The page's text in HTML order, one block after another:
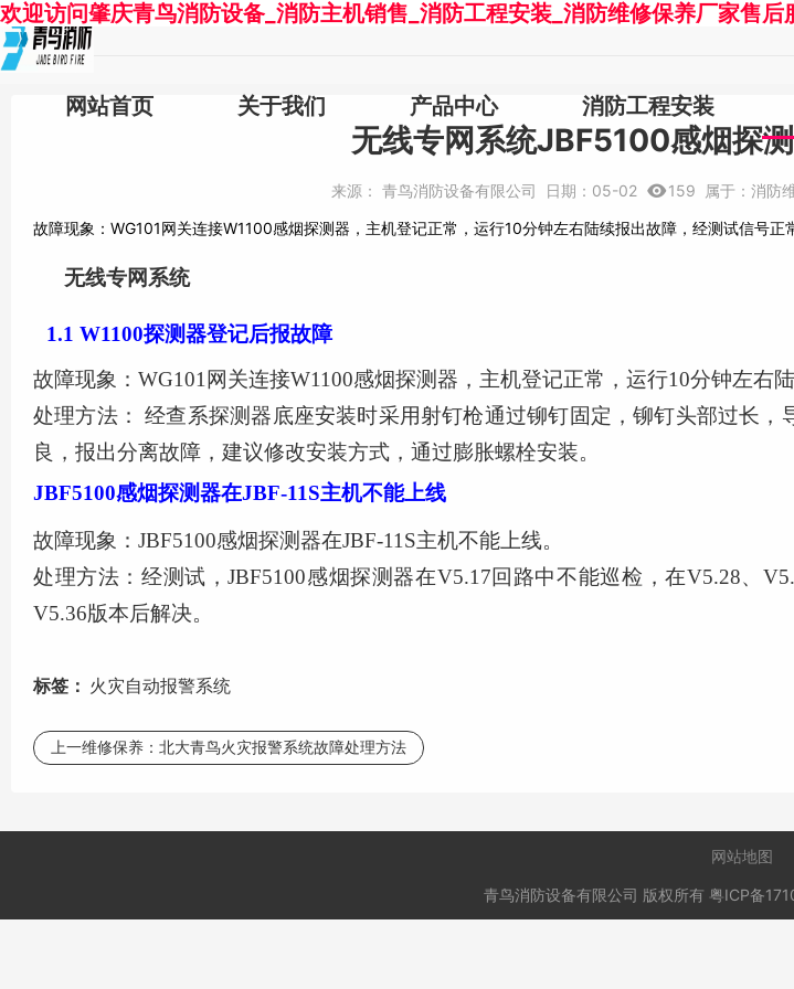
网站首页 关于我们 产品中心 消防工程安装
欢迎访问肇庆青鸟消防设备_消防主机销售_消防工程安装_消防维修保养厂家售后
无线专网系统JBF5100感烟探
来源： 青鸟消防设备有限公司 日期： 05-02 159 属于： 消防
故障现象：WG101网关连接W1100感烟探测器，主机登记正常，运行10分钟左右陆续报出故障，经测试信号正
无线专网系统
1.1 W1100探测器登记后报故障
故障现象： WG101网关连接W1100感烟探测器，主机登记正常，运行10分钟左右
处理方法：
经查系探测器底座安装时采用射钉枪通过铆钉固定，铆钉头部过长，
良，报出分离故障，建议修改安装方式，通过膨胀螺栓安装。
JBF5100感烟探测器在JBF-11S主机不能上线
故障现象： JBF5100感烟探测器在JBF-11S主机不能上线。
处理方法 ：经测试，JBF5100感烟探测器在V5.17回路中不能巡检，在V5.28、
V5.36版本后解决。
标签： 火灾自动报警系统
上一维修保养： 北大青鸟火灾报警系统故障处理方法
网站地图
青鸟消防设备有限公司 版权所有 粤ICP备